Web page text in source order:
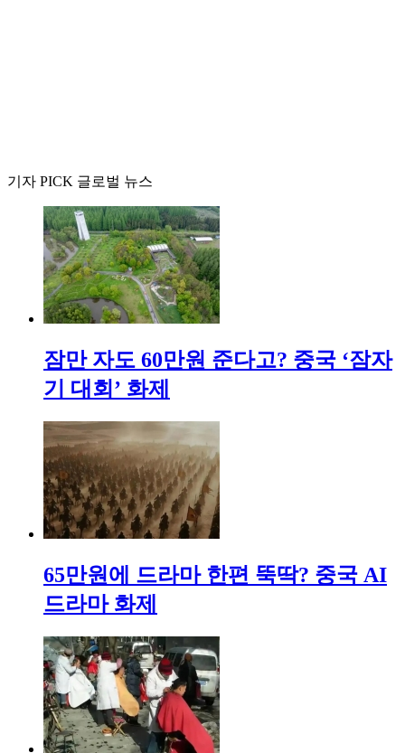
기자 PICK 글로벌 뉴스
잠만 자도 60만원 준다고? 중국 ‘잠자
기 대회’ 화제
65만원에 드라마 한편 뚝딱? 중국 AI
드라마 화제